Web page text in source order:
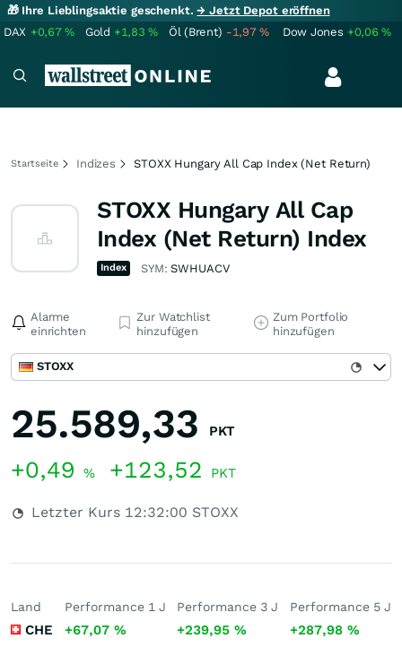
🎁 Ihre Lieblingsaktie geschenkt.→ Jetzt Depot eröffnen
DAX +0,67% Gold +1,83% Öl (Brent) -1,97% Dow Jones +0,06%
Startseite Indizes STOXX Hungary All Cap Index (Net Return)
STOXX Hungary All Cap
Index (Net Return) Index
Index SYM:SWHUACV
Alarme
einrichten
Zur Watchlist
hinzufügen
Zum Portfolio
hinzufügen
STOXX
25.589,33 PKT
+0,49 % +123,52 PKT
Letzter Kurs 12:32:00 STOXX
Land
CHE
Performance 1 J
+67,07 %
Performance 3 J
+239,95%
Performance 5 J
+287,98 %